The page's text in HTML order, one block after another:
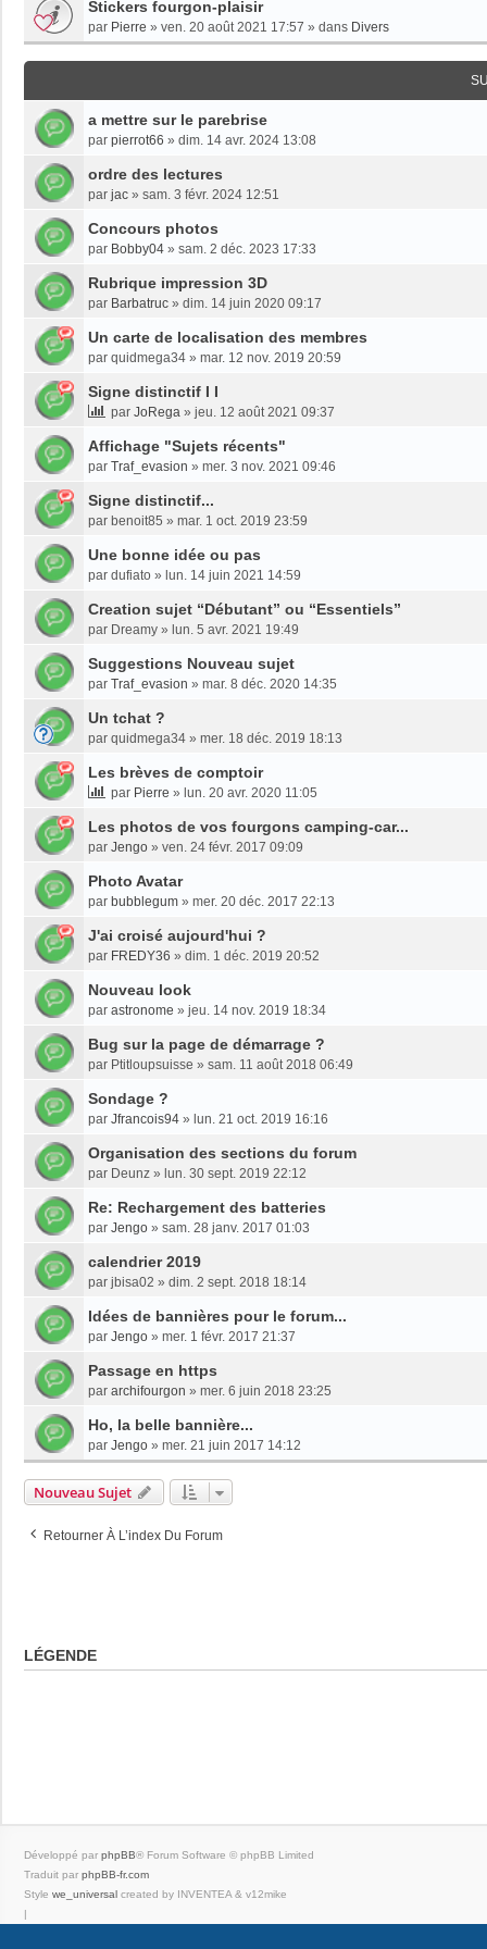
Stickers fourgon-plaisir
par Pierre » ven. 20 août 2021 17:57 » dans Divers
a mettre sur le parebrise
par pierrot66 » dim. 14 avr. 2024 13:08
ordre des lectures
par jac » sam. 3 févr. 2024 12:51
Concours photos
par Bobby04 » sam. 2 déc. 2023 17:33
Rubrique impression 3D
par Barbatruc » dim. 14 juin 2020 09:17
Un carte de localisation des membres
par quidmega34 » mar. 12 nov. 2019 20:59
Signe distinctif I I
par JoRega » jeu. 12 août 2021 09:37
Affichage "Sujets récents"
par Traf_evasion » mer. 3 nov. 2021 09:46
Signe distinctif...
par benoit85 » mar. 1 oct. 2019 23:59
Une bonne idée ou pas
par dufiato » lun. 14 juin 2021 14:59
Creation sujet “Débutant” ou “Essentiels”
par Dreamy » lun. 5 avr. 2021 19:49
Suggestions Nouveau sujet
par Traf_evasion » mar. 8 déc. 2020 14:35
Un tchat ?
par quidmega34 » mer. 18 déc. 2019 18:13
Les brèves de comptoir
par Pierre » lun. 20 avr. 2020 11:05
Les photos de vos fourgons camping-car...
par Jengo » ven. 24 févr. 2017 09:09
Photo Avatar
par bubblegum » mer. 20 déc. 2017 22:13
J'ai croisé aujourd'hui ?
par FREDY36 » dim. 1 déc. 2019 20:52
Nouveau look
par astronome » jeu. 14 nov. 2019 18:34
Bug sur la page de démarrage ?
par Ptitloupsuisse » sam. 11 août 2018 06:49
Sondage ?
par Jfrancois94 » lun. 21 oct. 2019 16:16
Organisation des sections du forum
par Deunz » lun. 30 sept. 2019 22:12
Re: Rechargement des batteries
par Jengo » sam. 28 janv. 2017 01:03
calendrier 2019
par jbisa02 » dim. 2 sept. 2018 18:14
Idées de bannières pour le forum...
par Jengo » mer. 1 févr. 2017 21:37
Passage en https
par archifourgon » mer. 6 juin 2018 23:25
Ho, la belle bannière...
par Jengo » mer. 21 juin 2017 14:12
Nouveau Sujet
Retourner À L’index Du Forum
LÉGENDE
Développé par phpBB® Forum Software © phpBB Limited
Traduit par phpBB-fr.com
Style we_universal created by INVENTEA & v12mike
|